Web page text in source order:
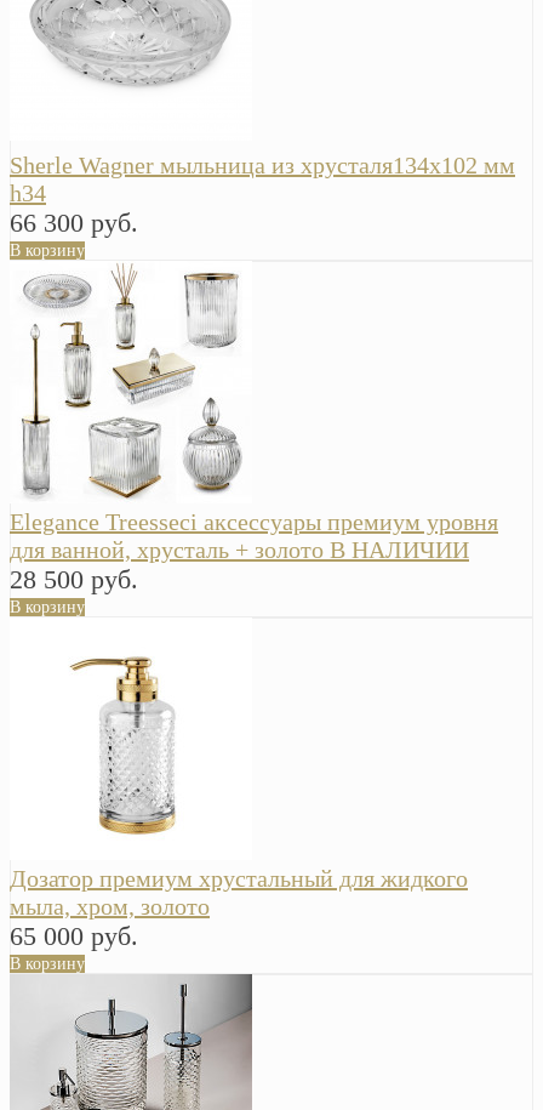
Sherle Wagner мыльница из хрусталя134х102 мм
h34
66 300 руб.
В корзину
Elegance Treesseci аксессуары премиум уровня
для ванной, хрусталь + золото В НАЛИЧИИ
28 500 руб.
В корзину
Дозатор премиум хрустальный для жидкого
мыла, хром, золото
65 000 руб.
В корзину